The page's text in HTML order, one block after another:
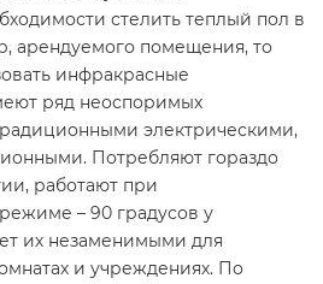
стелить теплый пол в
арендуемого помещения, то
инфракрасные
ряд неоспоримых
электрическими,
Потребляют гораздо
работают при
– 90 градусов у
их незаменимыми для
и учреждениях. По